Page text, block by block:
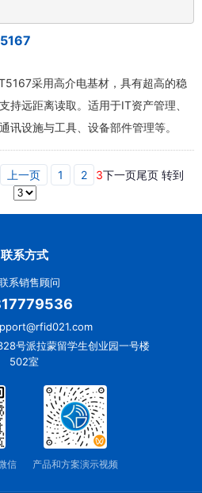
采用高介电基材，具有超高的稳
持远距离读取。适用于IT资产管理、
讯设施与工具、设备部件管理等。
上一页 1 2 3下一页尾页 转到
联系方式
系销售顾问
号派拉蒙留学生创业园一号楼
502室
信 产品和方案演示视频